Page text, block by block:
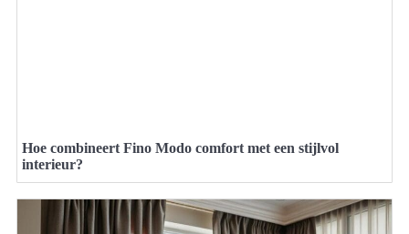
Hoe combineert Fino Modo comfort met een stijlvol
interieur?